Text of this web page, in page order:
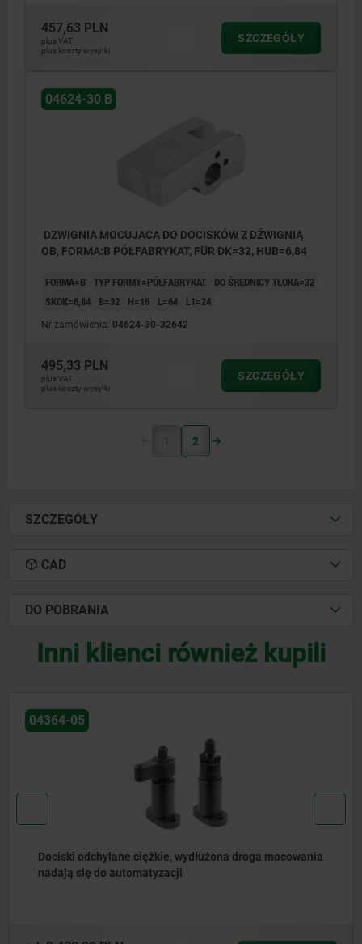
457,63 PLN
plus VAT
plus koszty wysyłki
SZCZEGÓŁY
04624-30 B
DZWIGNIA MOCUJACA DO DOCISKÓW Z DŹWIGNIĄ
OB, FORMA:B PÓŁFABRYKAT, FÜR DK=32, HUB=6,84
FORMA=B TYP FORMY=PÓŁFABRYKAT
DO ŚREDNICY TŁOKA=32
SKOK=6,84
B=32 H=16 L=64 L1=24
Nr zamówienia: 04624-30-32642
495,33 PLN
plus VAT
plus koszty wysyłki
SZCZEGÓŁY
1 2
SZCZEGÓŁY
CAD
DO POBRANIA
Inni klienci również kupili
04368
Docisk odchylany hydrauliczny kompaktowy
podwójnego/pojedynczego działania, z wycofaniem za